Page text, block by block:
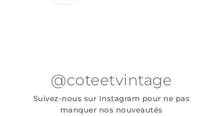
@coteetvintage
Suivez-nous sur Instagram pour ne pas
manquer nos nouveautés